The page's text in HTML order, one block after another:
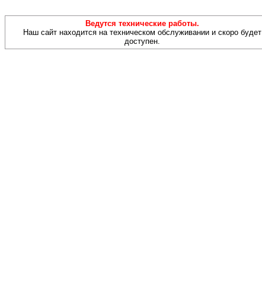
Ведутся технические работы.
Наш сайт находится на техническом обслуживании и скоро будет
доступен.